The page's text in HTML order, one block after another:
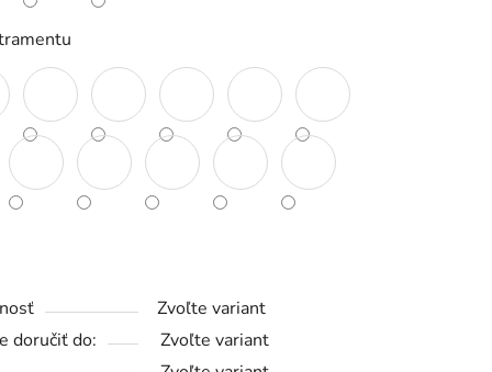
Zvoľte variant
doručiť do:
Zvoľte variant